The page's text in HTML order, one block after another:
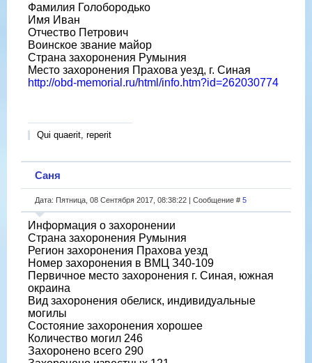
Фамилия Голобородько
Имя Иван
Отчество Петрович
Воинское звание майор
Страна захоронения Румыния
Место захоронения Прахова уезд, г. Синая
http://obd-memorial.ru/html/info.htm?id=262030774
Qui quaerit, reperit
Саня
Дата: Пятница, 08 Сентября 2017, 08:38:22 | Сообщение # 5
Информация о захоронении
Страна захоронения Румыния
Регион захоронения Прахова уезд
Номер захоронения в ВМЦ З40-109
Первичное место захоронения г. Синая, южная
окраина
Вид захоронения обелиск, индивидуальные
могилы
Состояние захоронения хорошее
Количество могил 246
Захоронено всего 290